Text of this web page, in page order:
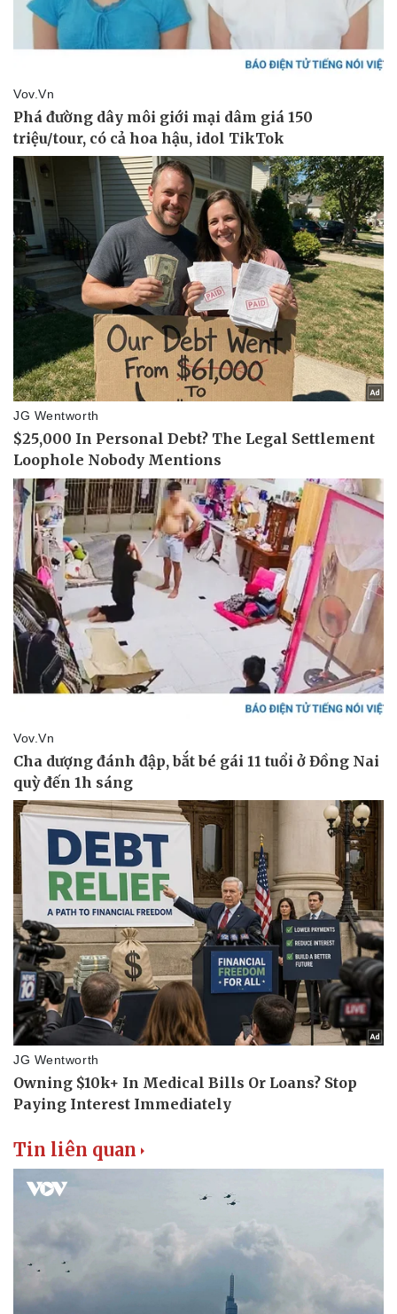
Doanh nghiệp
Thông tin doanh nghiệp
Doanh nghiệp 24h
Doanh nhân
Vì cộng đồng
Công nghệ
Sành điệu
Trải nghiệm
Chuyển đổi số
Sức khỏe
Dinh dưỡng - món ngon
Cây thuốc
Sản phụ khoa
Nhi khoa
Nam khoa
Làm đẹp - giảm cân
Phòng mạch online
Ăn sạch sống khỏe
Đời sống
Nhà đẹp
Blog
Tình yêu - Gia đình
Tin liên quan